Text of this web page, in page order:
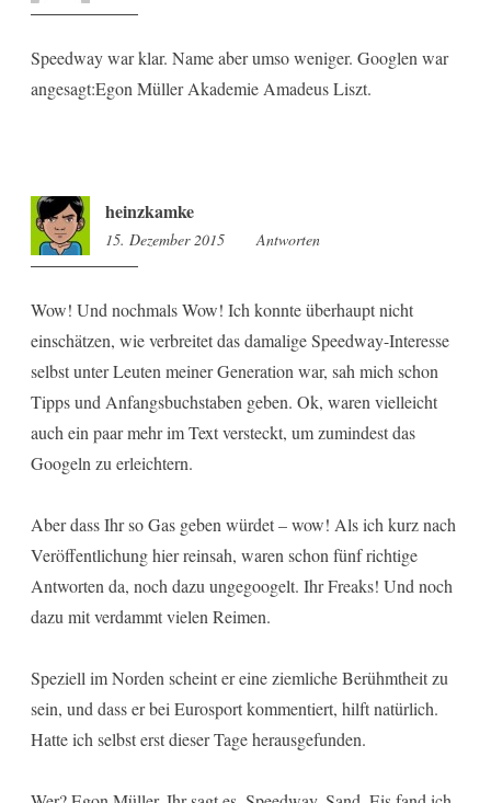
Speedway war klar. Name aber umso weniger. Googlen war
angesagt:Egon Müller Akademie Amadeus Liszt.
heinzkamke
15. Dezember 2015 19:28
Antworten
Wow! Und nochmals Wow! Ich konnte überhaupt nicht
einschätzen, wie verbreitet das damalige Speedway-Interesse
selbst unter Leuten meiner Generation war, sah mich schon
Tipps und Anfangsbuchstaben geben. Ok, waren vielleicht
auch ein paar mehr im Text versteckt, um zumindest das
Googeln zu erleichtern.
Aber dass Ihr so Gas geben würdet – wow! Als ich kurz nach
Veröffentlichung hier reinsah, waren schon fünf richtige
Antworten da, noch dazu ungegoogelt. Ihr Freaks! Und noch
dazu mit verdammt vielen Reimen.
Speziell im Norden scheint er eine ziemliche Berühmtheit zu
sein, und dass er bei Eurosport kommentiert, hilft natürlich.
Hatte ich selbst erst dieser Tage herausgefunden.